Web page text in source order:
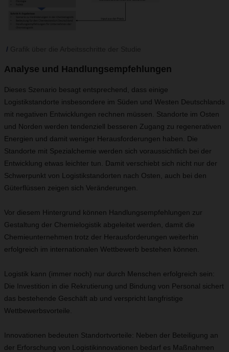
Analyse und Handlungsempfehlungen
Dieses Szenario besagt entsprechend, dass einige
Logistikstandorte insbesondere im Süden und Westen Deutschlands
mit negativen Entwicklungen rechnen müssen. Standorte im Osten
und Norden werden tendenziell besseren Zugang zu regenerativen
Energien und damit weniger Herausforderungen haben. Die
Standorte mit Spezialchemie werden sich voraussichtlich bei der
Entwicklung etwas leichter tun. Damit verschiebt sich nicht nur der
Schwerpunkt von Logistikstandorten nach Osten, auch bei den
Güterflüssen zeigen sich Veränderungen.
Vor diesem Hintergrund können Handlungsempfehlungen zur
Gestaltung der Chemielogistik abgeleitet werden, damit die
Chemieunternehmen trotz der Herausforderungen weiterhin
erfolgreich im internationalen Wettbewerb bestehen können.
Logistik kann (immer noch) nur durch Menschen erfolgreich sein:
Die Investition in die Rekrutierung und Bindung von Personal sichert
das bestehende Geschäft ab und verspricht langfristige
Wettbewerbsvorteile.
Innovationen bedeuten Standortvorteile: Neben der Beteiligung an
der Erforschung von Logistikinnovationen bedarf es Maßnahmen